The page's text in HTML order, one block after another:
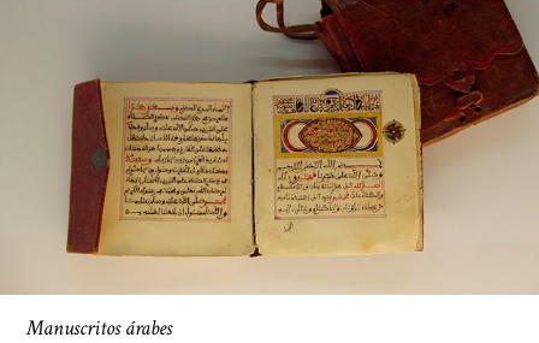
Manuscritos árabes